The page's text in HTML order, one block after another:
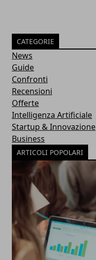
CATEGORIE
News
Guide
Confronti
Recensioni
Offerte
Intelligenza Artificiale
Startup & Innovazione
Business
ARTICOLI POPOLARI